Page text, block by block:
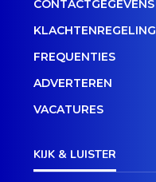
CONTACTGEGEVENS
KLACHTENREGELING
FREQUENTIES
ADVERTEREN
VACATURES
KIJK & LUISTER